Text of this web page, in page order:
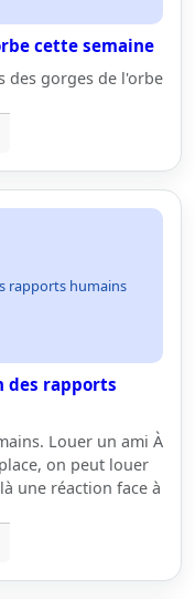
cette semaine
des gorges de l'orbe
rapports humains
des rapports
Louer un ami À
on peut louer
une réaction face à